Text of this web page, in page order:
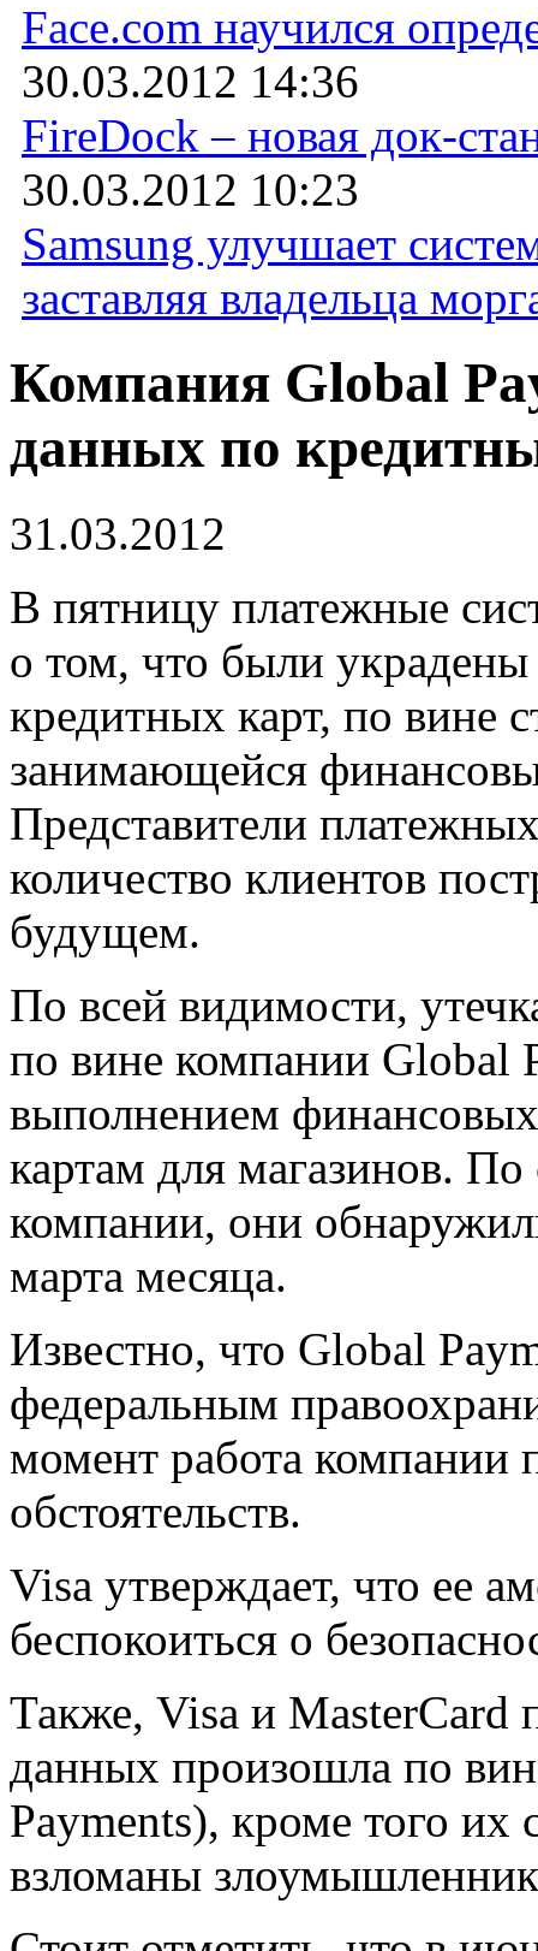
Face.com научился
30.03.2012 14:36
FireDock – новая док-
30.03.2012 10:23
Samsung улучшает
заставляя владельца
Компания Global
данных по
31.03.2012
В пятницу платежные
о том, что были
кредитных карт, по вине
занимающейся
Представители
количество клиентов
будущем.
По всей видимости,
по вине компании Global
выполнением
картам для магазинов. По
компании, они
марта месяца.
Известно, что Global
федеральным
момент работа компании
обстоятельств.
Visa утверждает, что ее
беспокоиться о
Также, Visa и MasterCard
данных произошла по
Payments), кроме того
взломаны